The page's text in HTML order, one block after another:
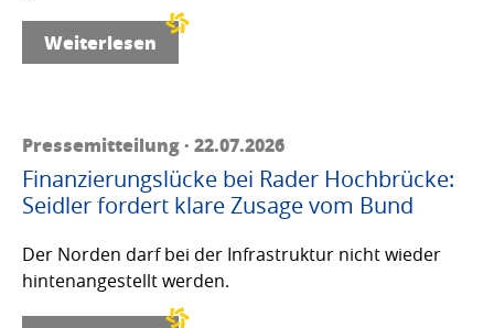
Weiterlesen
Pressemitteilung · 22.07.2026
Finanzierungslücke bei Rader Hochbrücke:
Seidler fordert klare Zusage vom Bund
Der Norden darf bei der Infrastruktur nicht wieder
hintenangestellt werden.